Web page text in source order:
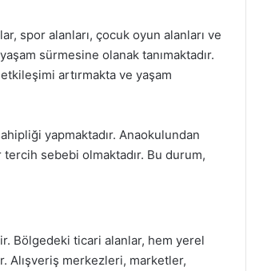
spor alanları, çocuk oyun alanları ve
sürmesine olanak tanımaktadır.
artırmakta ve yaşam
yapmaktadır. Anaokulundan
sebebi olmaktadır. Bu durum,
Bölgedeki ticari alanlar, hem yerel
Alışveriş merkezleri, marketler,